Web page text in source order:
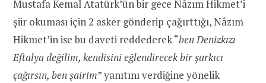
Mustafa Kemal Atatürk’ün bir gece Nâzım Hikmet’i
şiir okuması için 2 asker gönderip çağırttığı, Nâzım
Hikmet’in ise bu daveti reddederek “ben Denizkızı
Eftalya değilim, kendisini eğlendirecek bir şarkıcı
çağırsın, ben şairim” yanıtını verdiğine yönelik